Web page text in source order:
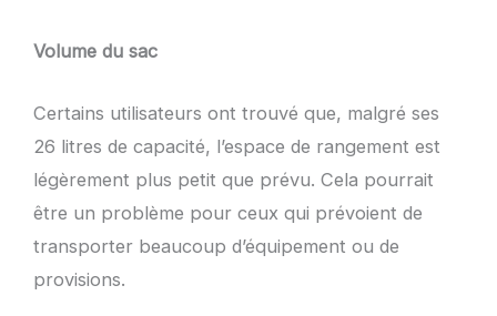
Volume du sac
Certains utilisateurs ont trouvé que, malgré ses
26 litres de capacité, l’espace de rangement est
légèrement plus petit que prévu. Cela pourrait
être un problème pour ceux qui prévoient de
transporter beaucoup d’équipement ou de
provisions.